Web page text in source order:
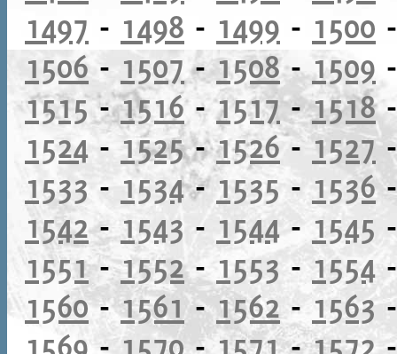
1497 - 1498 - 1499 - 1500
1506 - 1507 -1508-1509
1515-1516-1517-1518
1524 - 1525-1526-1527
1533 - 1534- 1535- 1536
1542-1543 - 1544- 1545
1551-1552-1553-1554
1560-1561-1562 -1563
1569- 1570-1571-1572